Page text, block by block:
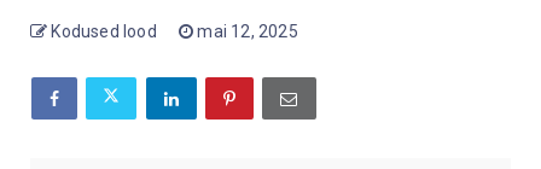
Kodused lood mai 12, 2025